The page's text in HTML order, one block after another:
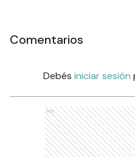
Comentarios
Debés iniciar sesión
Ads